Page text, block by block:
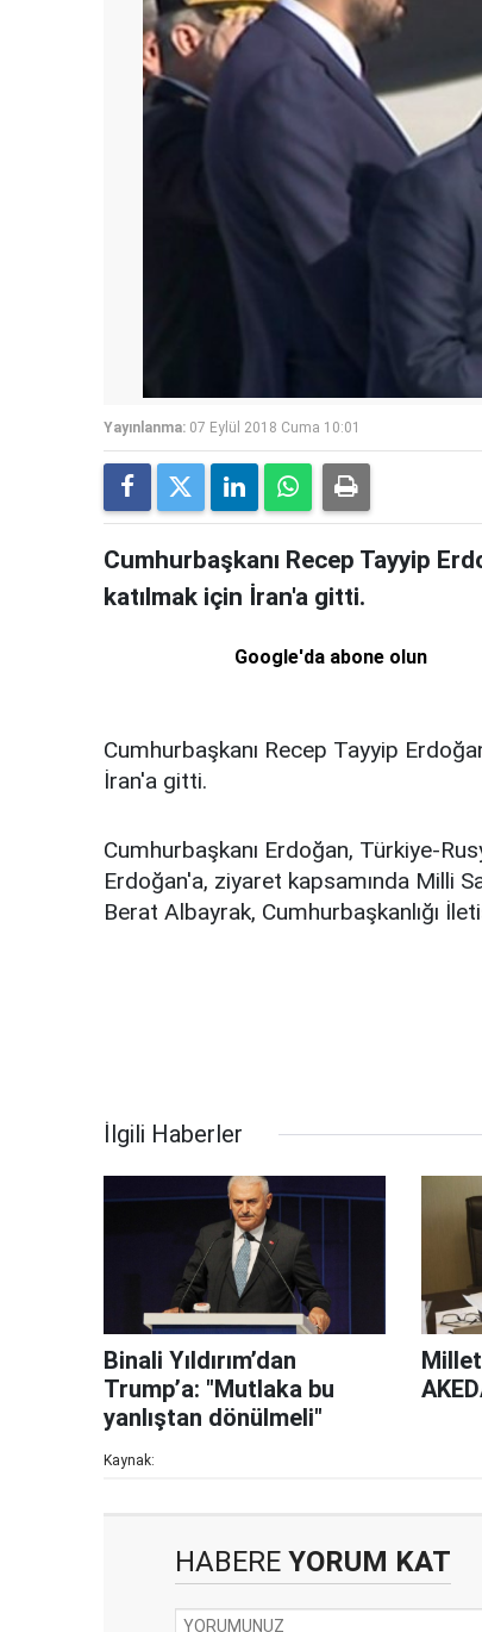
Yayınlanma: 07 Eylül 2018 Cuma 10:01
Cumhurbaşkanı Recep Tayyip
katılmak için İran'a gitti.
Google'da abone olun
Cumhurbaşkanı Recep Tayyip
İran'a gitti.
Cumhurbaşkanı Erdoğan, Türkiye-
Erdoğan'a, ziyaret kapsamında Milli
Berat Albayrak, Cumhurbaşkanlığı
İlgili Haberler
Binali Yıldırım’dan
Trump’a: "Mutlaka bu
yanlıştan dönülmeli"
Kaynak:
HABERE YORUM KAT